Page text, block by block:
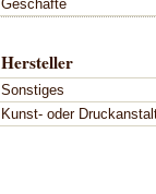
Geschäfte
Hersteller
Sonstiges
Kunst- oder